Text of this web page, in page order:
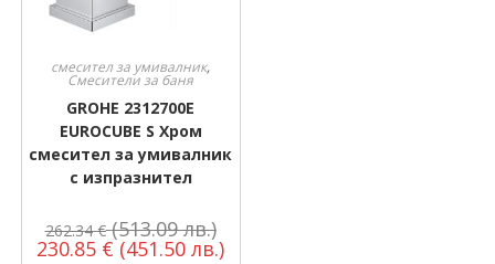
смесител за умивалник,
Смесители за баня
GROHE 2312700E
EUROCUBE S Хром
смесител за умивалник
с изпразнител
262.34€ (513.09 лв.)
230.85 € (451.50 лв.)